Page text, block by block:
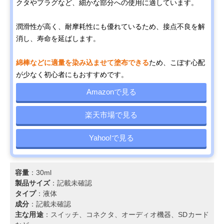
クタやプラグなど、細かな部分への使用に適しています。
潤滑性が高く、耐摩耗性にも優れているため、接点不良を解
消し、寿命を延ばします。
綿棒などに適量を染み込ませて塗布できるため、こぼす心配
が少なく初心者にもおすすめです。
Amazonで見る
楽天市場で見る
Yahoo!で見る
容量 ：30ml
製品サイズ：記載未確認
タイプ：液体
成分 ：記載未確認
主な用途：スイッチ、コネクタ、オーディオ機器、SDカード